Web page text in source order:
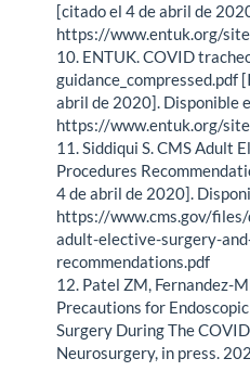
[citado el 4 de abril de
https://www.entuk.org/
10. ENTUK. COVID
abril de 2020]. Disponible
https://www.entuk.org/
11. Siddiqui S. CMS Adult
Procedures
4 de abril de 2020].
https://www.cms.gov/
adult-elective-surgery-
recommendations.pdf
12. Patel ZM, Fernandez-
Precautions for
Surgery During The
Neurosurgery, in press.